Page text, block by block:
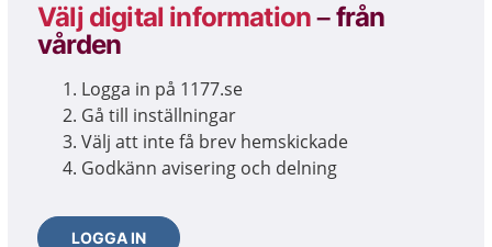
Välj digital information–från
vården
Logga in på 1177.se
Gå till inställningar
Välj att inte få brev hemskickade
Godkänn avisering och delning
LOGGA IN